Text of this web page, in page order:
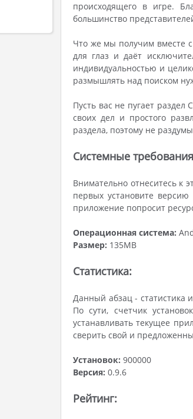
происходящего в игре.
большинство
Что же мы получим вместе с
для глаз и даёт
индивидуальностью и
размышлять над поиском
Пусть вас не пугает
своих дел и простого
раздела, поэтому не
Системные
Внимательно отнеситесь к
первых установите
приложение попросит
Операционная система:
Размер: 135MB
Статистика:
Данный абзац - статистика
По сути, счетчик
устанавливать текущее
сверить свой и
Установок: 900000
Версия: 0.9.6
Рейтинг: